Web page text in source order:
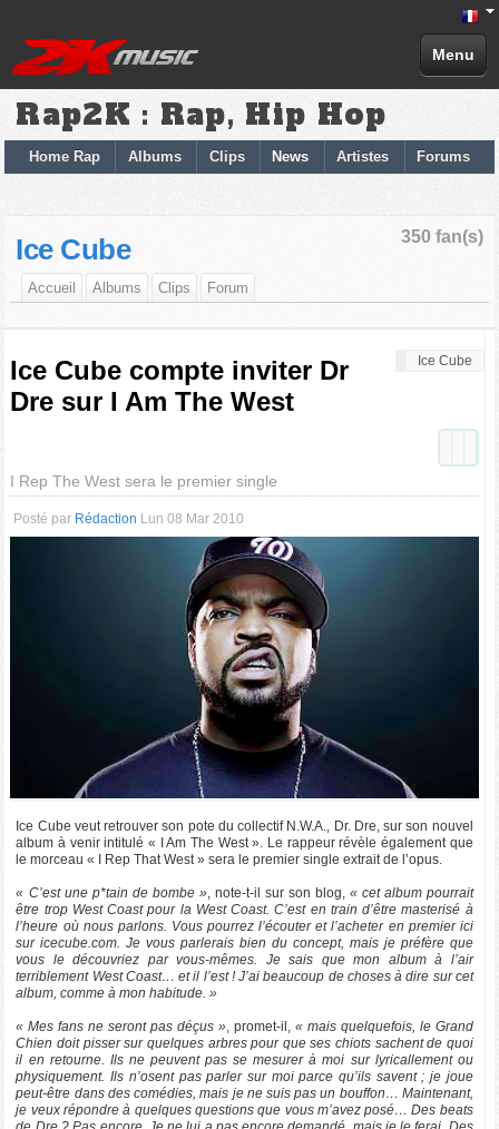
Menu
Rap2K : Rap, Hip Hop
Home Rap Albums Clips News Artistes Forums
350 fan(s)
Ice Cube
Accueil Albums Clips Forum
Ice Cube
Ice Cube compte inviter Dr
Dre sur I Am The West
I Rep The West sera le premier single
Posté par Rédaction Lun 08 Mar 2010
Ice Cube veut retrouver son pote du collectif N.W.A., Dr. Dre, sur son nouvel
album à venir intitulé « I Am The West ». Le rappeur révèle également que
le morceau « I Rep That West » sera le premier single extrait de l’opus.
« C’est une p*tain de bombe », note-t-il sur son blog, « cet album pourrait
être trop West Coast pour la West Coast. C’est en train d’être masterisé à
l’heure où nous parlons. Vous pourrez l’écouter et l’acheter en premier ici
sur icecube.com. Je vous parlerais bien du concept, mais je préfère que
vous le découvriez par vous-mêmes. Je sais que mon album à l’air
terriblement West Coast… et il l’est ! J’ai beaucoup de choses à dire sur cet
album, comme à mon habitude. »
« Mes fans ne seront pas déçus », promet-il, « mais quelquefois, le Grand
Chien doit pisser sur quelques arbres pour que ses chiots sachent de quoi
il en retourne. Ils ne peuvent pas se mesurer à moi sur lyricallement ou
physiquement. Ils n’osent pas parler sur moi parce qu’ils savent ; je joue
peut-être dans des comédies, mais je ne suis pas un bouffon… Maintenant,
je veux répondre à quelques questions que vous m’avez posé… Des beats